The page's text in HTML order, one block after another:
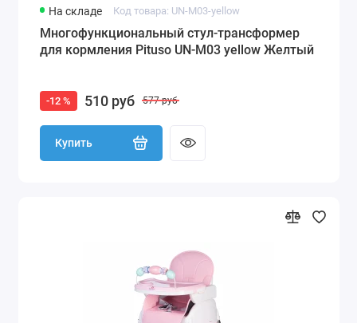
На складе Код товара: UN-M03-yellow
Многофункциональный стул-трансформер
для кормления Pituso UN-M03 yellow Желтый
-12 % 510 руб 577 руб
Купить